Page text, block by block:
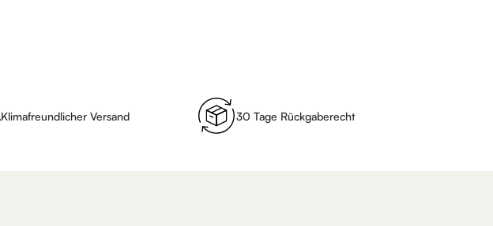
Klimafreundlicher Versand 30 Tage Rückgaberecht